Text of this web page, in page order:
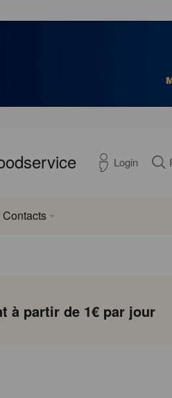
Login
Contacts
à partir de 1€ par jour